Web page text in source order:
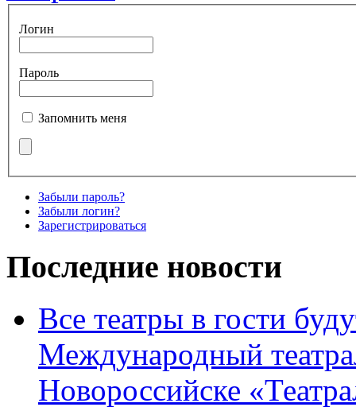
Логин
Пароль
Запомнить меня
Забыли пароль?
Забыли логин?
Зарегистрироваться
Последние новости
Все театры в гости
Международный
Новороссийске